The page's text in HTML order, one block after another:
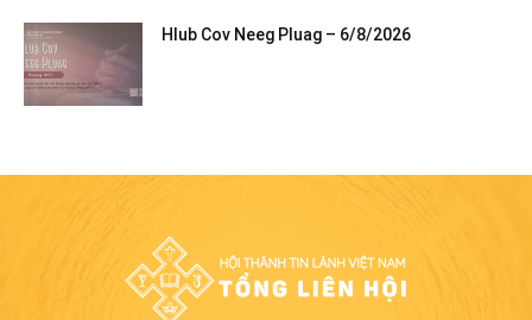
Hlub Cov Neeg Pluag – 6/8/2026